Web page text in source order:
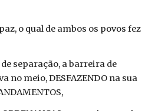
o qual de ambos os povos fez
separação, a barreira de
no meio, DESFAZENDO na sua